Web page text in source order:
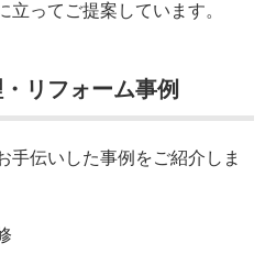
ってご提案しています。
リフォーム事例
手伝いした事例をご紹介しま